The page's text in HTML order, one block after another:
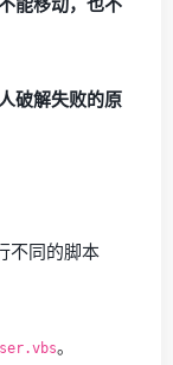
能移动，也不
破解失败的原
不同的脚本
。